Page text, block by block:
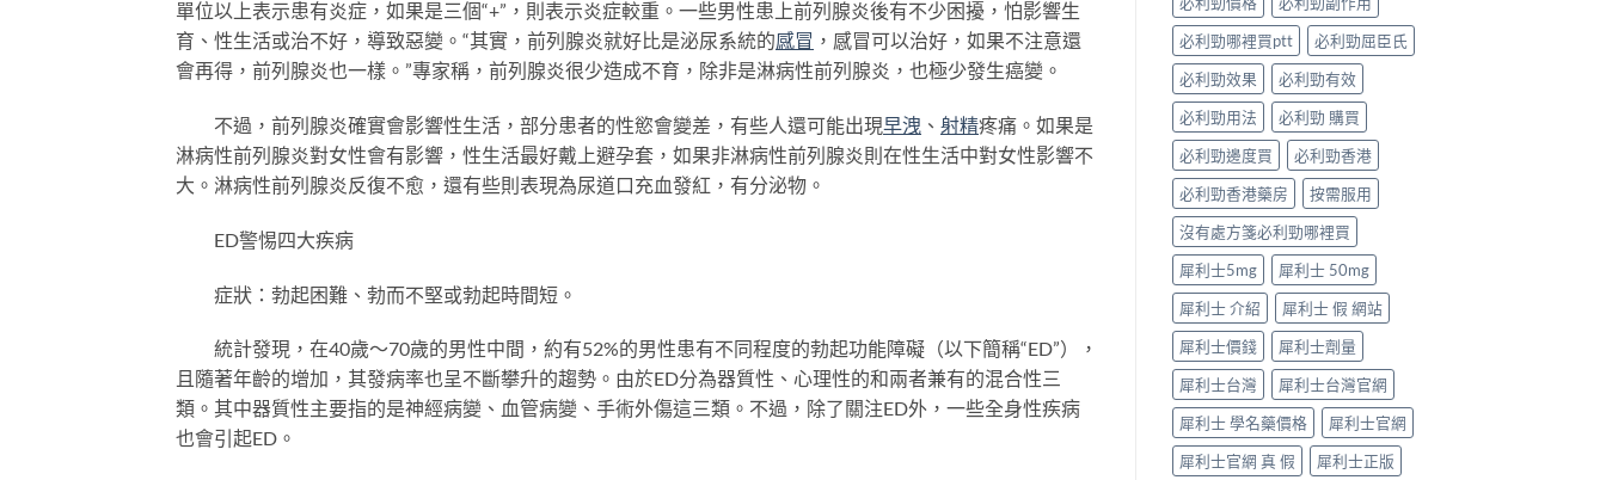
單位以上表示患有炎症，如果是三個“+”，則表示炎症較重。一些男性患上前列腺炎後有不少困擾，怕影響生
育、性生活或治不好，導致惡變。“其實，前列腺炎就好比是泌尿系統的感冒 ，感冒可以治好，如果不注意還
會再得，前列腺炎也一樣。”專家稱，前列腺炎很少造成不育，除非是淋病性前列腺炎，也極少發生癌變。
不過，前列腺炎確實會影響性生活，部分患者的性慾會變差，有些人還可能出現早洩 、 射精疼痛。如果是
淋病性前列腺炎對女性會有影響，性生活最好戴上避孕套，如果非淋病性前列腺炎則在性生活中對女性影響不
大。淋病性前列腺炎反復不愈，還有些則表現為尿道口充血發紅，有分泌物。
ED警惕四大疾病
症狀：勃起困難、勃而不堅或勃起時間短。
統計發現，在40歲～70歲的男性中間，約有52%的男性患有不同程度的勃起功能障礙（以下簡稱“ED”），
且隨著年齡的增加，其發病率也呈不斷攀升的趨勢。由於ED分為器質性、心理性的和兩者兼有的混合性三
類。其中器質性主要指的是神經病變、血管病變、手術外傷這三類。不過，除了關注ED外，一些全身性疾病
也會引起ED。
係
「壞
咗」，
係
心
因
型〉
中
後
果
要
知！〉
中
必利勁哪裡買ptt
必利勁屈臣氏
必利勁效果
必利勁有效
必利勁用法
必利勁 購買
必利勁邊度買
必利勁香港
必利勁香港藥房
按需服用
沒有處方箋必利勁哪裡買
犀利士5mg
犀利士 50mg
犀利士 介紹
犀利士 假 網站
犀利士價錢
犀利士劑量
犀利士台灣
犀利士台灣官網
犀利士 學名藥價格
犀利士官網
犀利士官網 真 假
犀利士正版